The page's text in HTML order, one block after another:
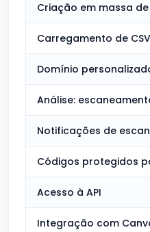
Criação em massa
Carregamento de CSV
Domínio
Análise:
Notificações de
Códigos protegidos
Acesso à API
Integração com